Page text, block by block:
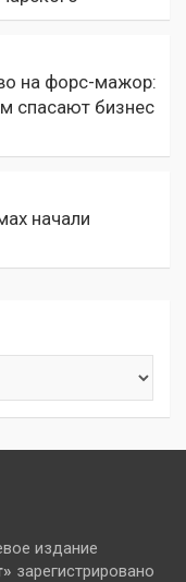
на форс-мажор:
спасают бизнес
начали
издание
зарегистрировано